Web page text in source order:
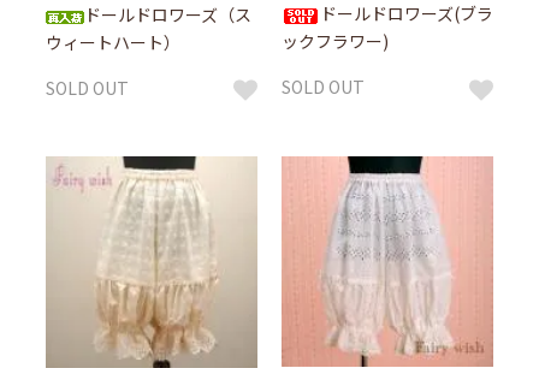
ドールドロワーズ（ス
ウィートハート）
SOLD OUT
ドールドロワーズ(ブラ
ックフラワー)
SOLD OUT